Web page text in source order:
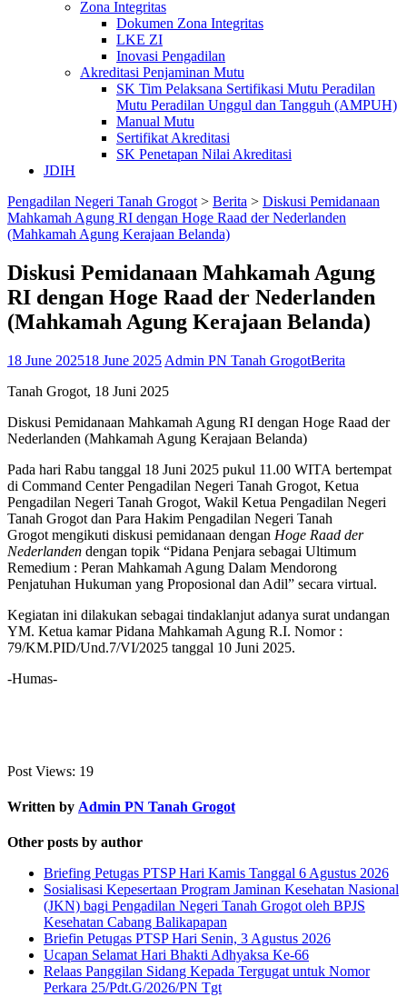
Zona Integritas
Dokumen Zona Integritas
LKE ZI
Inovasi Pengadilan
Akreditasi Penjaminan Mutu
SK Tim Pelaksana Sertifikasi Mutu Peradilan
Mutu Peradilan Unggul dan Tangguh (AMPUH)
Manual Mutu
Sertifikat Akreditasi
SK Penetapan Nilai Akreditasi
JDIH
Pengadilan Negeri Tanah Grogot > Berita > Diskusi Pemidanaan
Mahkamah Agung RI dengan Hoge Raad der Nederlanden
(Mahkamah Agung Kerajaan Belanda)
Diskusi Pemidanaan Mahkamah Agung
RI dengan Hoge Raad der Nederlanden
(Mahkamah Agung Kerajaan Belanda)
18 June 202518 June 2025 Admin PN Tanah GrogotBerita
Tanah Grogot, 18 Juni 2025
Diskusi Pemidanaan Mahkamah Agung RI dengan Hoge Raad der
Nederlanden (Mahkamah Agung Kerajaan Belanda)
Pada hari Rabu tanggal 18 Juni 2025 pukul 11.00 WITA bertempat
di Command Center Pengadilan Negeri Tanah Grogot, Ketua
Pengadilan Negeri Tanah Grogot, Wakil Ketua Pengadilan Negeri
Tanah Grogot dan Para Hakim Pengadilan Negeri Tanah
Grogot mengikuti diskusi pemidanaan dengan Hoge Raad der
Nederlanden dengan topik “Pidana Penjara sebagai Ultimum
Remedium : Peran Mahkamah Agung Dalam Mendorong
Penjatuhan Hukuman yang Proposional dan Adil” secara virtual.
​Kegiatan ini dilakukan sebagai tindaklanjut adanya surat undangan
YM. Ketua kamar Pidana Mahkamah Agung R.I. Nomor :
79/KM.PID/Und.7/VI/2025 tanggal 10 Juni 2025.
-Humas-
Post Views: 19
Written by Admin PN Tanah Grogot
Other posts by author
Briefing Petugas PTSP Hari Kamis Tanggal 6 Agustus 2026
Sosialisasi Kepesertaan Program Jaminan Kesehatan Nasional
(JKN) bagi Pengadilan Negeri Tanah Grogot oleh BPJS
Kesehatan Cabang Balikapapan
Briefin Petugas PTSP Hari Senin, 3 Agustus 2026
Ucapan Selamat Hari Bhakti Adhyaksa Ke-66
Relaas Panggilan Sidang Kepada Tergugat untuk Nomor
Perkara 25/Pdt.G/2026/PN Tgt